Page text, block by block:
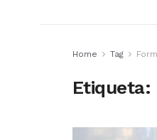
Home Tag
Etiqueta: